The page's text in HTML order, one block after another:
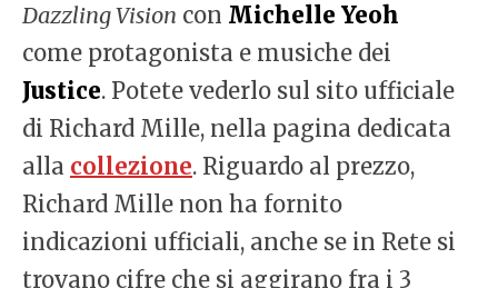
Dazzling Vision con Michelle Yeoh
come protagonista e musiche dei
Justice. Potete vederlo sul sito ufficiale
di Richard Mille, nella pagina dedicata
alla collezione. Riguardo al prezzo,
Richard Mille non ha fornito
indicazioni ufficiali, anche se in Rete si
trovano cifre che si aggirano fra i 3